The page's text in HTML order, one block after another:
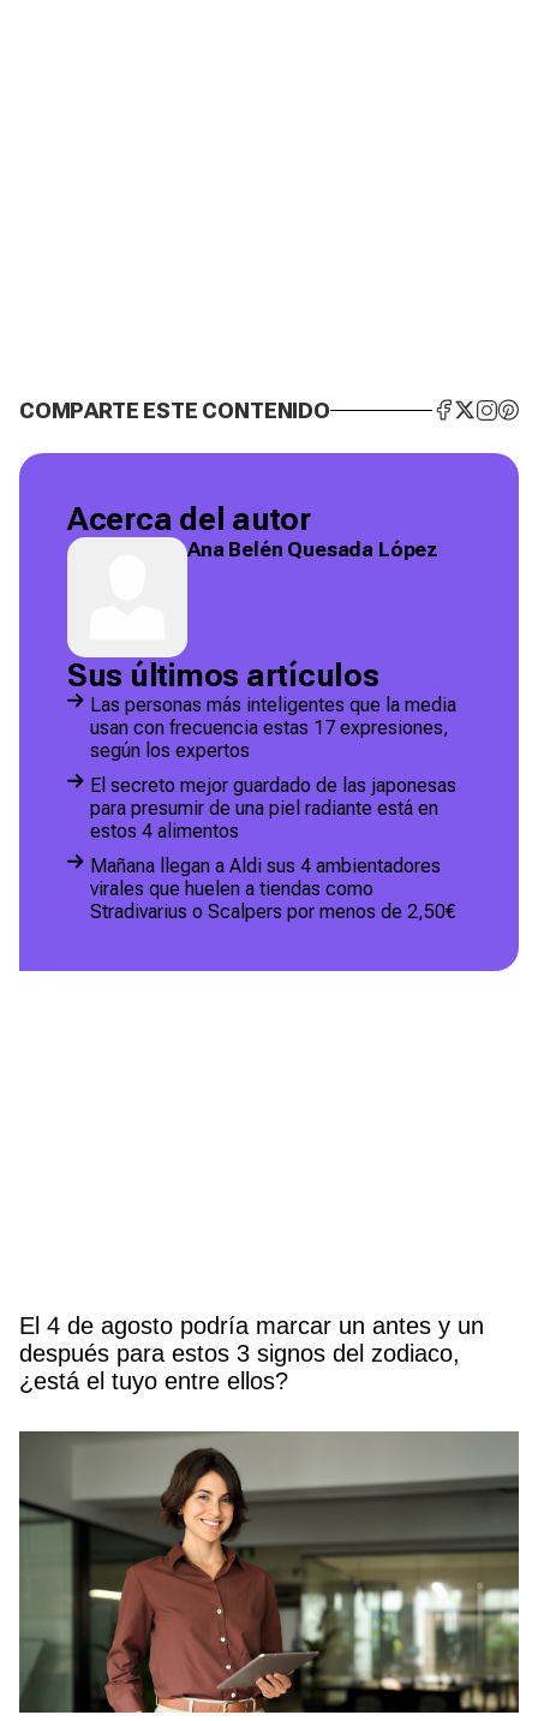
COMPARTE ESTE CONTENIDO
Acerca del autor
Ana Belén Quesada López
Sus últimos artículos
Las personas más inteligentes que la media
usan con frecuencia estas 17 expresiones,
según los expertos
El secreto mejor guardado de las japonesas
para presumir de una piel radiante está en
estos 4 alimentos
Mañana llegan a Aldi sus 4 ambientadores
virales que huelen a tiendas como
Stradivarius o Scalpers por menos de 2,50€
El 4 de agosto podría marcar un antes y un
después para estos 3 signos del zodiaco,
¿está el tuyo entre ellos?